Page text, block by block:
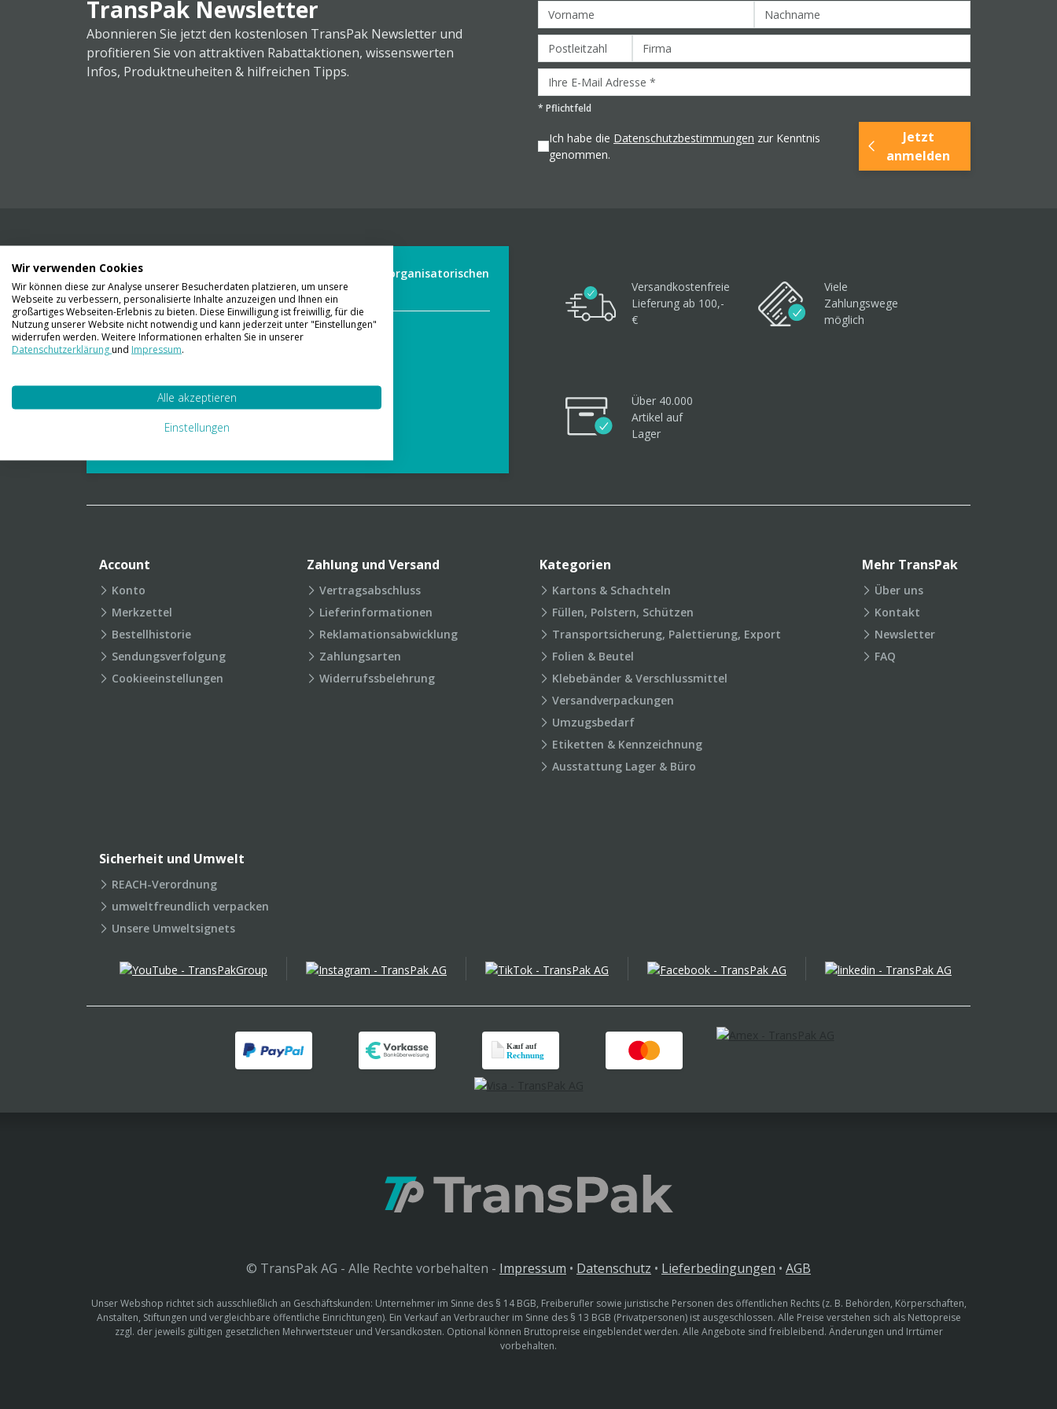
TransPak Newsletter
Abonnieren Sie jetzt den kostenlosen TransPak Newsletter und
profitieren Sie von attraktiven Rabattaktionen, wissenswerten
Infos, Produktneuheiten & hilfreichen Tipps.
* Pflichtfeld
Ich habe die Datenschutzbestimmungen zur Kenntnis
genommen.
Jetzt
anmelden
Wir liefern Ihnen Ihre Ware. Abholung ist leider aus organisatorischen
Gründen nicht möglich.
Kontaktieren Sie uns
01 23 06 03 888
info@transpak.at
Verpackungslexikon
Versandkostenfreie
Lieferung ab 100,-
€
Viele
Zahlungswege
möglich
Über 40.000
Artikel auf
Lager
Account
Konto
Merkzettel
Bestellhistorie
Sendungsverfolgung
Cookieeinstellungen
Zahlung und Versand
Vertragsabschluss
Lieferinformationen
Reklamationsabwicklung
Zahlungsarten
Widerrufssbelehrung
Kategorien
Kartons & Schachteln
Füllen, Polstern, Schützen
Transportsicherung, Palettierung, Export
Folien & Beutel
Klebebänder & Verschlussmittel
Versandverpackungen
Umzugsbedarf
Etiketten & Kennzeichnung
Ausstattung Lager & Büro
Mehr TransPak
Über uns
Kontakt
Newsletter
FAQ
Sicherheit und Umwelt
REACH-Verordnung
umweltfreundlich verpacken
Unsere Umweltsignets
© TransPak AG - Alle Rechte vorbehalten - Impressum • Datenschutz • Lieferbedingungen • AGB
Unser Webshop richtet sich ausschließlich an Geschäftskunden: Unternehmer im Sinne des § 14 BGB, Freiberufler sowie juristische Personen des öffentlichen Rechts (z. B. Behörden, Körperschaften,
Anstalten, Stiftungen und vergleichbare öffentliche Einrichtungen). Ein Verkauf an Verbraucher im Sinne des § 13 BGB (Privatpersonen) ist ausgeschlossen. Alle Preise verstehen sich als Nettopreise
zzgl. der jeweils gültigen gesetzlichen Mehrwertsteuer und Versandkosten. Optional können Bruttopreise eingeblendet werden. Alle Angebote sind freibleibend. Änderungen und Irrtümer
vorbehalten.
Wir verwenden Cookies
Wir können diese zur Analyse unserer Besucherdaten platzieren, um unsere
Webseite zu verbessern, personalisierte Inhalte anzuzeigen und Ihnen ein
großartiges Webseiten-Erlebnis zu bieten. Diese Einwilligung ist freiwillig, für die
Nutzung unserer Website nicht notwendig und kann jederzeit unter "Einstellungen"
widerrufen werden. Weitere Informationen erhalten Sie in unserer
Datenschutzerklärungund Impressum.
Alle akzeptieren
Einstellungen